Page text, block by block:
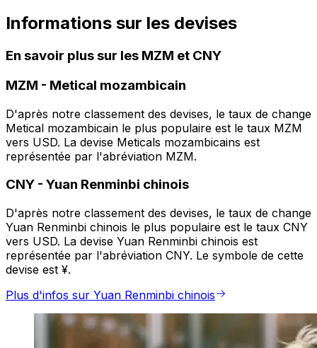
Informations sur les devises
En savoir plus sur les MZM et CNY
MZM - Metical mozambicain
D'après notre classement des devises, le taux de change
Metical mozambicain le plus populaire est le taux MZM
vers USD. La devise Meticals mozambicains est
représentée par l'abréviation MZM.
CNY - Yuan Renminbi chinois
D'après notre classement des devises, le taux de change
Yuan Renminbi chinois le plus populaire est le taux CNY
vers USD. La devise Yuan Renminbi chinois est
représentée par l'abréviation CNY. Le symbole de cette
devise est ¥.
Plus d'infos sur Yuan Renminbi chinois